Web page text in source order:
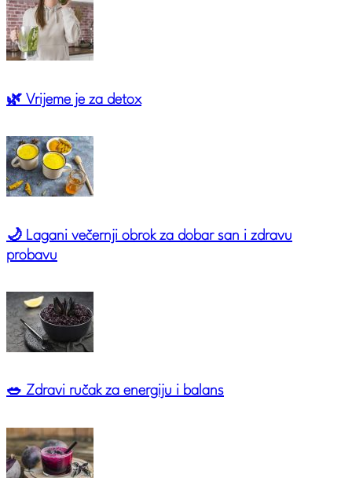
🌿 Vrijeme je za detox
🌙 Lagani večernji obrok za dobar san i zdravu
probavu
🥗 Zdravi ručak za energiju i balans